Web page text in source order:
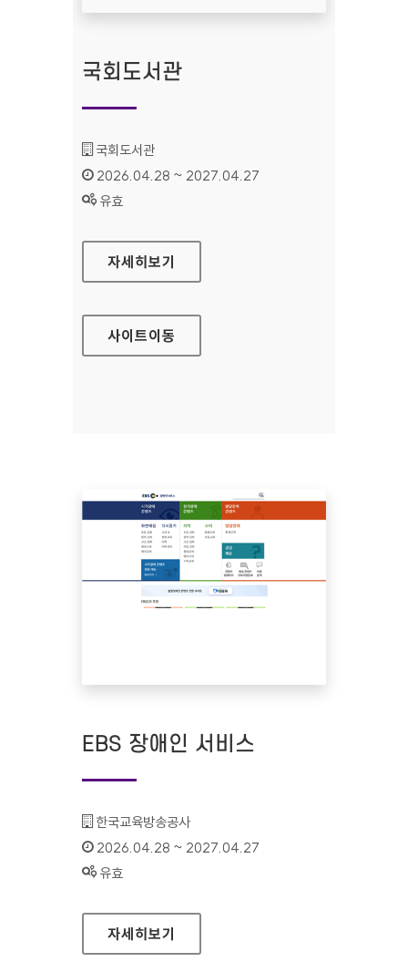
국회도서관
기관명 :
국회도서관
인증기간 :
2026.04.28 ~ 2027.04.27
상태 :
유효
국회도서관
자세히보기
사이트이동
EBS 장애인 서비스
기관명 :
한국교육방송공사
인증기간 :
2026.04.28 ~ 2027.04.27
상태 :
유효
EBS 장애인 서비스
자세히보기